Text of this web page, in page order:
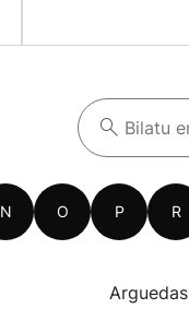
N O P R
Arguedas